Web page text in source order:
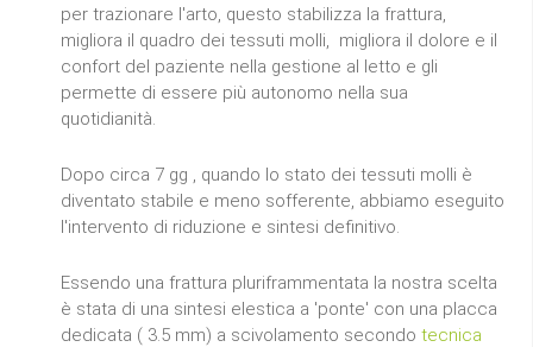
per trazionare l'arto, questo stabilizza la frattura,
migliora il quadro dei tessuti molli, migliora il dolore e il
confort del paziente nella gestione al letto e gli
permette di essere più autonomo nella sua
quotidianità.
Dopo circa 7 gg , quando lo stato dei tessuti molli è
diventato stabile e meno sofferente, abbiamo eseguito
l'intervento di riduzione e sintesi definitivo.
Essendo una frattura pluriframmentata la nostra scelta
è stata di una sintesi elestica a 'ponte' con una placca
dedicata ( 3.5 mm) a scivolamento secondo tecnica